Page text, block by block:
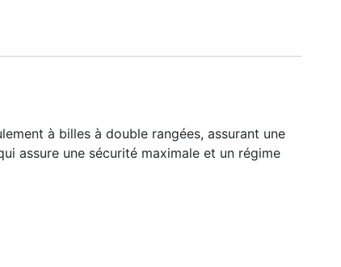
à billes à double rangées, assurant une
assure une sécurité maximale et un régime